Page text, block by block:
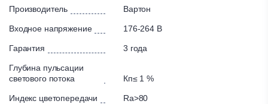
Производитель Вартон
Входное напряжение 176-264 В
Гарантия 3 года
Глубина пульсации
светового потока
Кп≤ 1 %
Индекс цветопередачи Ra>80